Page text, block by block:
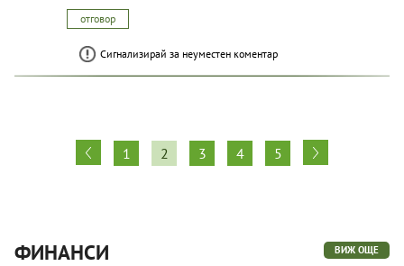
отговор
Сигнализирай за неуместен коментар
1 2 3 4 5
ФИНАНСИ ВИЖ ОЩЕ